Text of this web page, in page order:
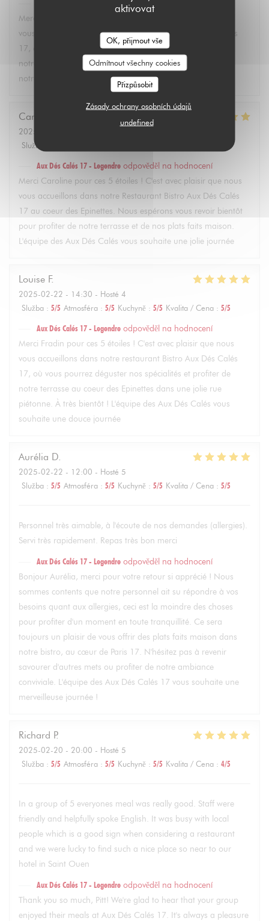
aktivovat
OK, přijmout vše
Odmítnout všechny cookies
Přizpůsobit
Zásady ochrany osobních údajů
undefined
odpověděl na hodnocení
Merci Martin pour vos 5 étoiles ! C'est avec plaisir que nous
vous accueillons dans notre restaurant Bistro Aux Dés Calés
17, où vous pourrez découvrir dès l'arrivée des beaux jours
notre terrasse et nos plats faits maison. À très bientôt dans
notre bistro à Paris ! L'équipe des Aux Dés Calés.
Caroline
2025-02-21
Služba
Aux Dés Calés 17 - Legendre odpověděl na hodnocení
Merci Caroline pour ces 5 étoiles ! C'est avec plaisir que nous
vous accueillons dans notre Restaurant Bistro Aux Dés Calés
17 au coeur des Epinettes. Nous espérons vous revoir bientôt
pour profiter de notre terrasse et de nos plats faits maison.
L'équipe des Aux Dés Calés vous souhaite une jolie journée
Louise F
2025-02-22 - 14:30 - Hosté 4
Služba : 5/5 Atmosféra : 5/5 Kuchyně : 5/5 Kvalita / Cena : 5/5
Aux Dés Calés 17 - Legendre odpověděl na hodnocení
Merci Fradin pour ces 5 étoiles ! C'est avec plaisir que nous
vous accueillons dans notre restaurant Bistro Aux Dés Calés
17, où vous pourrez déguster nos spécialités et profiter de
notre terrasse au coeur des Epinettes dans une jolie rue
piétonne. À très bientôt ! L'équipe des Aux Dés Calés vous
souhaite une douce journée
Aurélia D
2025-02-22 - 12:00 - Hosté 5
Služba : 5/5 Atmosféra : 5/5 Kuchyně : 5/5 Kvalita / Cena : 5/5
Personnel très aimable, à l'écoute de nos demandes (allergies).
Servi très rapidement. Repas très bon merci
Aux Dés Calés 17 - Legendre odpověděl na hodnocení
Bonjour Aurélia, merci pour votre retour si apprécié ! Nous
sommes contents que notre personnel ait su répondre à vos
besoins quant aux allergies, ceci est la moindre des choses
pour profiter d'un moment en toute tranquillité. Ce sera
toujours un plaisir de vous offrir des plats faits maison dans
notre bistro, au cœur de Paris 17. N'hésitez pas à revenir
savourer d'autres mets ou profiter de notre ambiance
conviviale. L'équipe des Aux Dés Calés 17 vous souhaite une
merveilleuse journée !
Richard P
2025-02-20 - 20:00 - Hosté 5
Služba : 5/5 Atmosféra : 5/5 Kuchyně : 5/5 Kvalita / Cena : 4/5
In a group of 5 everyones meal was really good. Staff were
friendly and helpfully spoke English. It was busy with local
people which is a good sign when considering a restaurant
and we were lucky to find such a nice place so near to our
hotel in Saint Ouen
Aux Dés Calés 17 - Legendre odpověděl na hodnocení
Thank you so much, Pitt! We're glad to hear that your group
enjoyed their meals at Aux Dés Calés 17. It's always a pleasure